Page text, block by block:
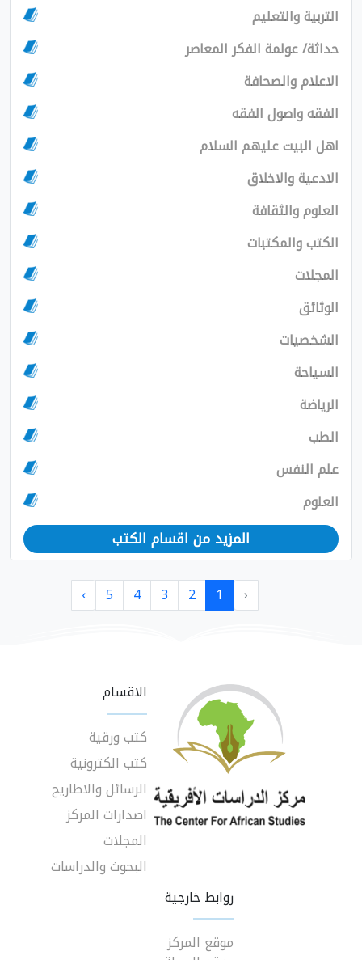
التربية والتعليم
حداثة/ عولمة الفكر المعاصر
الاعلام والصحافة
الفقه واصول الفقه
اهل البيت عليهم السلام
الادعية والاخلاق
العلوم والثقافة
الكتب والمكتبات
المجلات
الوثائق
الشخصيات
السياحة
الرياضة
الطب
علم النفس
العلوم
المزيد من اقسام الكتب
‹
1
2
3
4
5
›
الاقسام
كتب ورقية
كتب الكترونية
الرسائل والاطاريح
اصدارات المركز
المجلات
البحوث والدراسات
روابط خارجية
موقع المركز